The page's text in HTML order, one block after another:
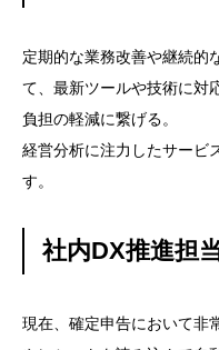
定期的な業務改善や継続的
て、最新ツールや技術に対
負担の軽減に繋げる。
経営分析に注力したサービ
す。
社内DX推進担
現在、確定申告において非